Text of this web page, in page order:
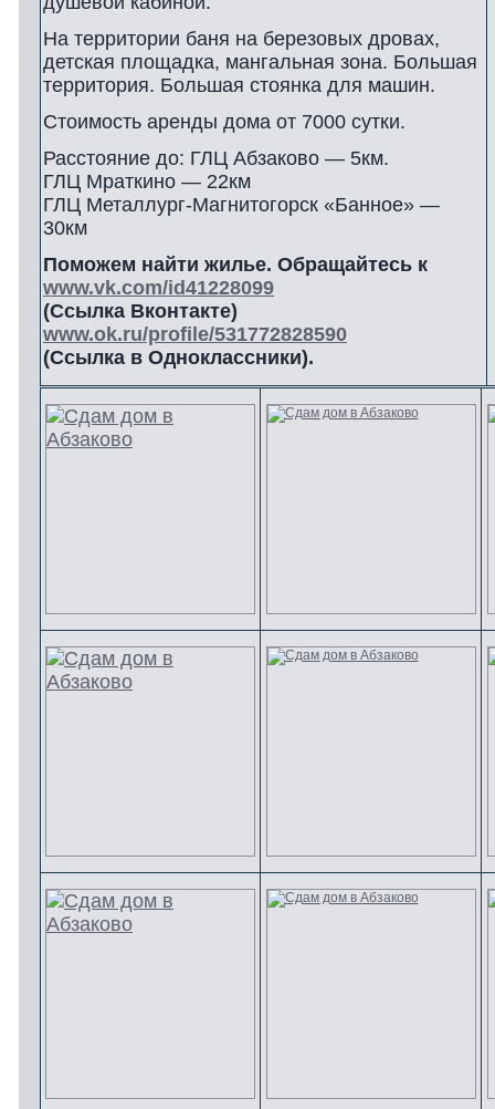
На территории баня на березовых дровах,
детская площадка, мангальная зона. Большая
территория. Большая стоянка для машин.
Стоимость аренды дома от 7000 сутки.
Расстояние до: ГЛЦ Абзаково — 5км.
ГЛЦ Мраткино — 22км
ГЛЦ Металлург-Магнитогорск «Банное» —
30км
Поможем найти жилье. Обращайтесь к
www.vk.com/id41228099
(Ссылка Вконтакте)
www.ok.ru/profile/531772828590
(Ссылка в Одноклассники).